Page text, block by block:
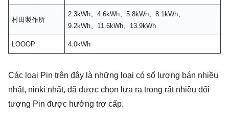
村田製作所
2.3kWh、4.6kWh、5.8kWh、8.1kWh、
9.2kWh、11.6kWh、13.9kWh
LOOOP 4.0kWh
Các loại Pin trên đây là những loại có số lượng bán nhiều
nhất, ninki nhất, đã được chọn lựa ra trong rất nhiều đối
tượng Pin được hưởng trợ cấp.